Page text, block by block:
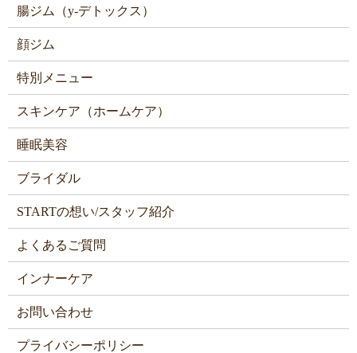
腸ジム（y-デトックス）
顔ジム
特別メニュー
スキンケア（ホームケア）
睡眠美容
ブライダル
STARTの想い/スタッフ紹介
よくあるご質問
インナーケア
お問い合わせ
プライバシーポリシー